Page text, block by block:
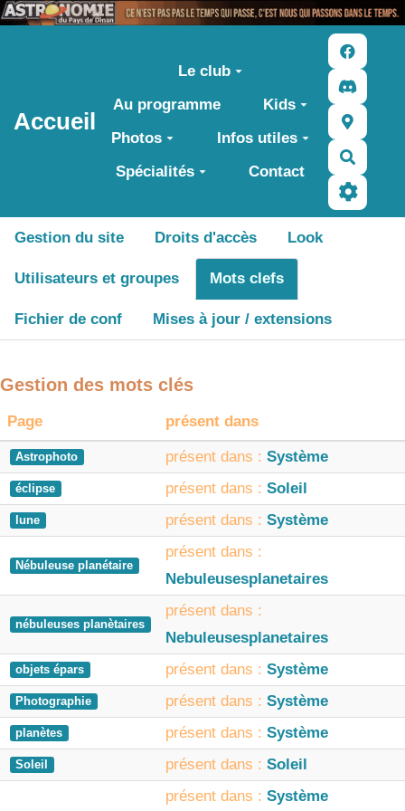
Accueil
Le club
Au programme
Kids
Photos
Infos utiles
Spécialités
Contact
Gestion du site Droits d'accès Look
Utilisateurs et groupes Mots clefs
Fichier de conf Mises à jour / extensions
Gestion des mots clés
Page présent dans
Astrophoto présent dans : Système
éclipse présent dans : Soleil
lune présent dans : Système
Nébuleuse planétaire
présent dans :
Nebuleusesplanetaires
nébuleuses planètaires
présent dans :
Nebuleusesplanetaires
objets épars présent dans : Système
Photographie présent dans : Système
planètes présent dans : Système
Soleil présent dans : Soleil
présent dans : Système